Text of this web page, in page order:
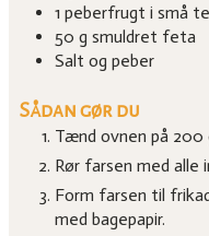
1 peberfrugt i små
50 g smuldret feta
Salt og peber
Sådan gør du
Tænd ovnen på 200
Rør farsen med alle
Form farsen til
med bagepapir.